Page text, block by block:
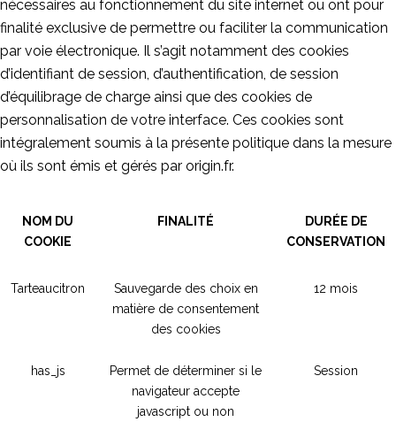
nécessaires au fonctionnement du site internet ou ont pour
finalité exclusive de permettre ou faciliter la communication
par voie électronique. Il s’agit notamment des cookies
d’identifiant de session, d’authentification, de session
d’équilibrage de charge ainsi que des cookies de
personnalisation de votre interface. Ces cookies sont
intégralement soumis à la présente politique dans la mesure
où ils sont émis et gérés par origin.fr.
NOM DU
COOKIE
FINALITÉ
DURÉE DE
CONSERVATION
Tarteaucitron
Sauvegarde des choix en
matière de consentement
des cookies
12 mois
has_js
Permet de déterminer si le
navigateur accepte
javascript ou non
Session